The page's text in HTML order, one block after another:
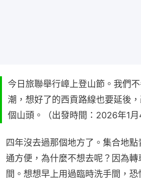
今日旅聯舉行嶂上登山節。我們
潮，想好了的西貢路線也要延後
個山頭。（出發時間：2026年1月
四年沒去過那個地方了。集合地
通方便，為什麼不想去呢？因為
間。想想早上用過臨時洗手間，